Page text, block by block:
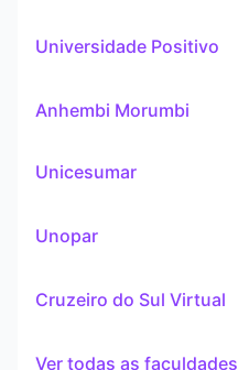
Universidade Positivo
Anhembi Morumbi
Unicesumar
Unopar
Cruzeiro do Sul Virtual
Ver todas as faculdades